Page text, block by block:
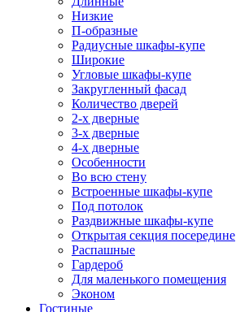
Низкие
П-образные
Радиусные шкафы-купе
Широкие
Угловые шкафы-купе
Закругленный фасад
Количество дверей
2-х дверные
3-х дверные
4-х дверные
Особенности
Во всю стену
Встроенные шкафы-купе
Под потолок
Раздвижные шкафы-купе
Открытая секция посередине
Распашные
Гардероб
Для маленького помещения
Эконом
Гостиные